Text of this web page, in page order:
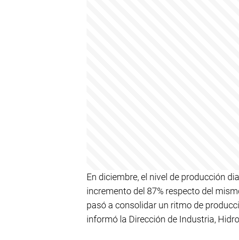
En diciembre, el nivel de producción
incremento del 87% respecto del
pasó a consolidar un ritmo de
informó la Dirección de Industria,